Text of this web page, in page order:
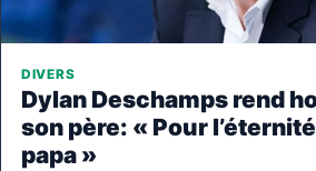
DIVERS
Dylan Deschamps rend
son père: « Pour
papa »